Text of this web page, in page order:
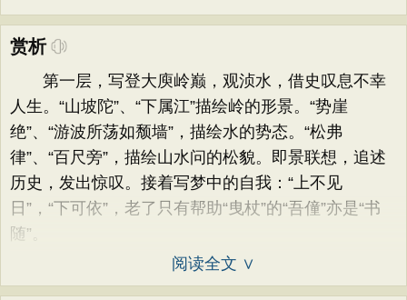
赏析
第一层，写登大庾岭巅，观浈水，借史叹息不幸
人生。“山坡陀”、“下属江”描绘岭的形景。“势崖
绝”、“游波所荡如颓墙”，描绘水的势态。“松弗
律”、“百尺旁”，描绘山水问的松貌。即景联想，追述
历史，发出惊叹。接着写梦中的自我：“上不见
日”，“下可依”，老了只有帮助“曳杖”的“吾僮”亦是“书
随”。
阅读全文 ∨